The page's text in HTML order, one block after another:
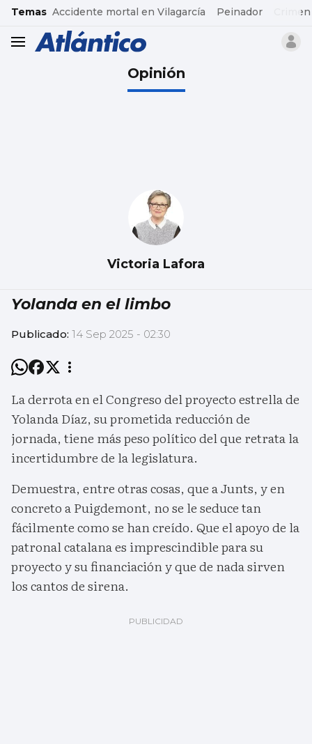
common.go-to-content
Temas Accidente mortal en Vilagarcía Peinador
header.menu.open
Opinión
Victoria Lafora
Yolanda en el limbo
Publicado: 14 Sep 2025 - 02:30
La derrota en el Congreso del proyecto estrella de
Yolanda Díaz, su prometida reducción de
jornada, tiene más peso político del que retrata la
incertidumbre de la legislatura.
Demuestra, entre otras cosas, que a Junts, y en
concreto a Puigdemont, no se le seduce tan
fácilmente como se han creído. Que el apoyo de la
patronal catalana es imprescindible para su
proyecto y su financiación y que de nada sirven
los cantos de sirena.